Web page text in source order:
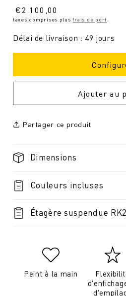
Prix
normal
€2.100,00
taxes comprises plusfrais de port
Délai de livraison : 49 jours
Ajouter au
Partager ce produit
Dimensions
Couleurs incluses
Étagère suspendue
Peint à la main